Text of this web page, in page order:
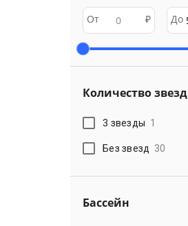
От ₽ До
Количество звезд
3 звезды 1
Без звезд 30
Бассейн